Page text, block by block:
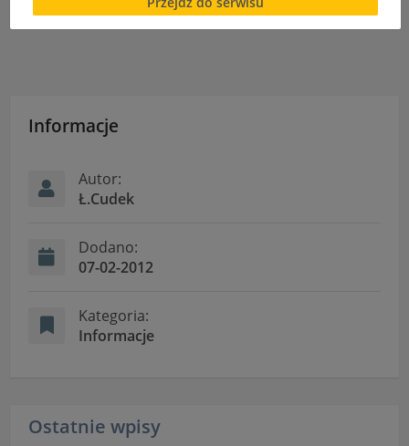
Informacje
Autor:
Ł.Cudek
Dodano:
07-02-2012
Kategoria:
Informacje
Ostatnie wpisy
cookies lub local storage, może utrudnić lub
uniemożliwić korzystanie z Serwisu.
"Nasza szkoła" > "Bezpieczeństwo"